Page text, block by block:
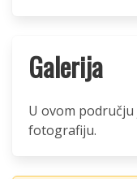
Galerija
U ovom
fotografiju.